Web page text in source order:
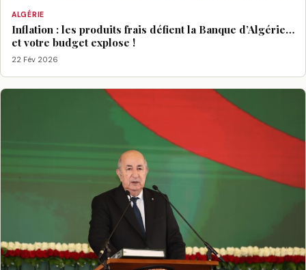
ALGÉRIE
Inflation : les produits frais défient la Banque d’Algérie…
et votre budget explose !
22 Fév 2026